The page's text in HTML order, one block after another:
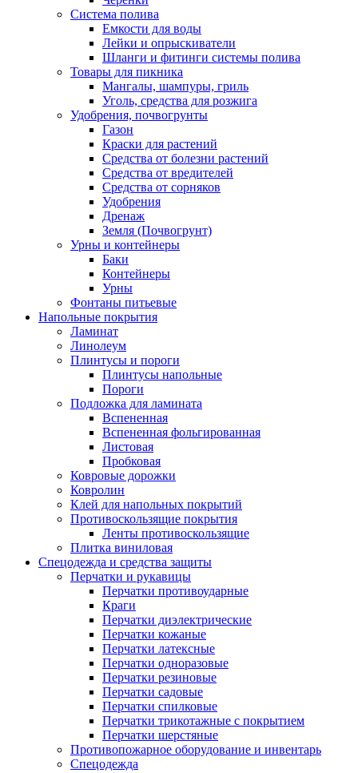
Система полива
Емкости для воды
Лейки и опрыскиватели
Шланги и фитинги системы полива
Товары для пикника
Мангалы, шампуры, гриль
Уголь, средства для розжига
Удобрения, почвогрунты
Газон
Краски для растений
Средства от болезни растений
Средства от вредителей
Средства от сорняков
Удобрения
Дренаж
Земля (Почвогрунт)
Урны и контейнеры
Баки
Контейнеры
Урны
Фонтаны питьевые
Напольные покрытия
Ламинат
Линолеум
Плинтусы и пороги
Плинтусы напольные
Пороги
Подложка для ламината
Вспененная
Вспененная фольгированная
Листовая
Пробковая
Ковровые дорожки
Ковролин
Клей для напольных покрытий
Противоскользящие покрытия
Ленты противоскользящие
Плитка виниловая
Спецодежда и средства защиты
Перчатки и рукавицы
Перчатки противоударные
Краги
Перчатки диэлектрические
Перчатки кожаные
Перчатки латексные
Перчатки одноразовые
Перчатки резиновые
Перчатки садовые
Перчатки спилковые
Перчатки трикотажные с покрытием
Перчатки шерстяные
Противопожарное оборудование и инвентарь
Спецодежда